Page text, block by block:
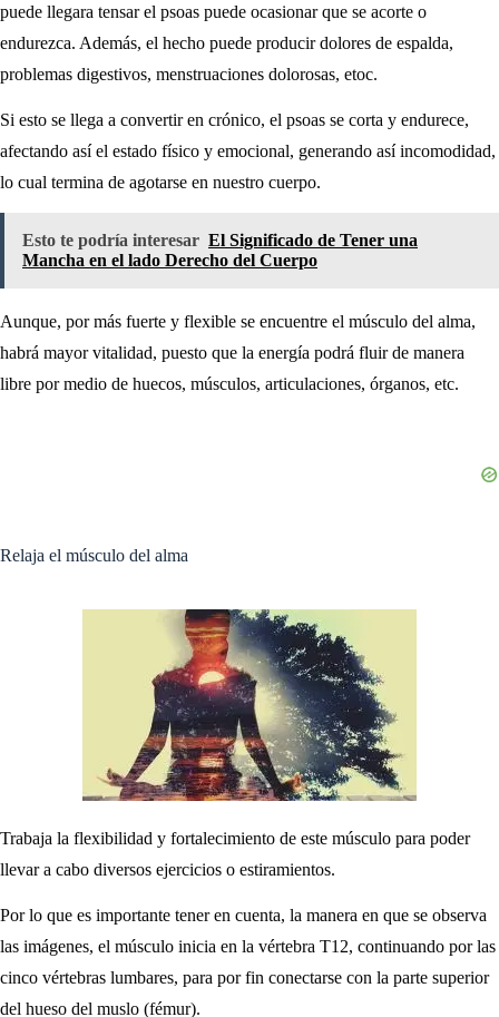
puede llegara tensar el psoas puede ocasionar que se acorte o
endurezca. Además, el hecho puede producir dolores de espalda,
problemas digestivos, menstruaciones dolorosas, etoc.
Si esto se llega a convertir en crónico, el psoas se corta y endurece,
afectando así el estado físico y emocional, generando así incomodidad,
lo cual termina de agotarse en nuestro cuerpo.
Esto te podría interesar El Significado de Tener una
Mancha en el lado Derecho del Cuerpo
Aunque, por más fuerte y flexible se encuentre el músculo del alma,
habrá mayor vitalidad, puesto que la energía podrá fluir de manera
libre por medio de huecos, músculos, articulaciones, órganos, etc.
Relaja el músculo del alma
Trabaja la flexibilidad y fortalecimiento de este músculo para poder
llevar a cabo diversos ejercicios o estiramientos.
Por lo que es importante tener en cuenta, la manera en que se observa
las imágenes, el músculo inicia en la vértebra T12, continuando por las
cinco vértebras lumbares, para por fin conectarse con la parte superior
del hueso del muslo (fémur).